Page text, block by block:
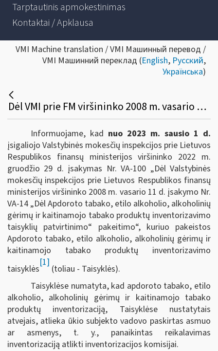
Tarptautinis apmokestinimas
Kontaktai / Apklausa
VMI Machine translation / VMI Машинный перевод /
VMI Машинний переклад (English, Русский,
Українська)
Dėl VMI prie FM viršininko 2008 m. vasario 11 d. įsakymo VA-14 pakeitimo
Informuojame, kad nuo 2023 m. sausio 1 d.
įsigaliojo Valstybinės mokesčių inspekcijos prie Lietuvos
Respublikos finansų ministerijos viršininko 2022 m.
gruodžio 29 d. įsakymas Nr. VA-100 „Dėl Valstybinės
mokesčių inspekcijos prie Lietuvos Respublikos finansų
ministerijos viršininko 2008 m. vasario 11 d. įsakymo Nr.
VA-14 „Dėl Apdoroto tabako, etilo alkoholio, alkoholinių
gėrimų ir kaitinamojo tabako produktų inventorizavimo
taisyklių patvirtinimo“ pakeitimo“, kuriuo pakeistos
Apdoroto tabako, etilo alkoholio, alkoholinių gėrimų ir
kaitinamojo tabako produktų inventorizavimo
taisyklės
[1]
(toliau - Taisyklės).
Taisyklėse numatyta, kad apdoroto tabako, etilo
alkoholio, alkoholinių gėrimų ir kaitinamojo tabako
produktų inventorizaciją, Taisyklėse nustatytais
atvejais, atlieka ūkio subjekto vadovo paskirtas asmuo
ar asmenys, t. y., panaikintas reikalavimas
inventorizaciją atlikti inventorizacijos komisijai.